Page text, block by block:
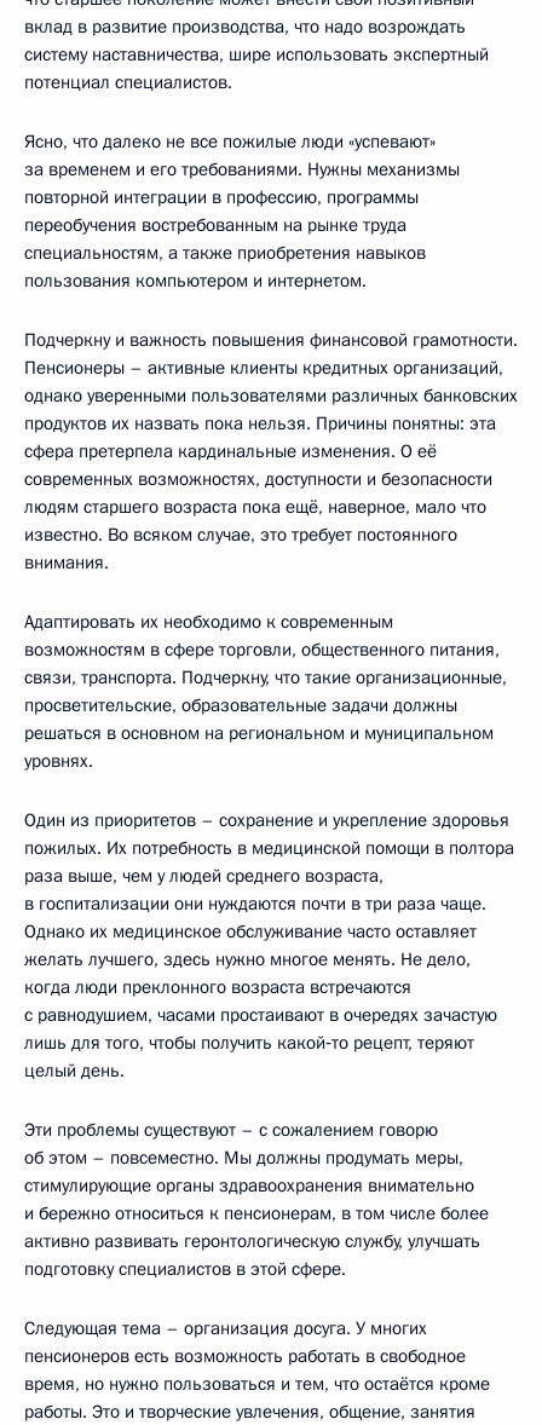
вклад в развитие производства, что надо возрождать
систему наставничества, шире использовать экспертный
потенциал специалистов.
Ясно, что далеко не все пожилые люди «успевают»
за временем и его требованиями. Нужны механизмы
повторной интеграции в профессию, программы
переобучения востребованным на рынке труда
специальностям, а также приобретения навыков
пользования компьютером и интернетом.
Подчеркну и важность повышения финансовой грамотности.
Пенсионеры – активные клиенты кредитных организаций,
однако уверенными пользователями различных банковских
продуктов их назвать пока нельзя. Причины понятны: эта
сфера претерпела кардинальные изменения. О её
современных возможностях, доступности и безопасности
людям старшего возраста пока ещё, наверное, мало что
известно. Во всяком случае, это требует постоянного
внимания.
Адаптировать их необходимо к современным
возможностям в сфере торговли, общественного питания,
связи, транспорта. Подчеркну, что такие организационные,
просветительские, образовательные задачи должны
решаться в основном на региональном и муниципальном
уровнях.
Один из приоритетов – сохранение и укрепление здоровья
пожилых. Их потребность в медицинской помощи в полтора
раза выше, чем у людей среднего возраста,
в госпитализации они нуждаются почти в три раза чаще.
Однако их медицинское обслуживание часто оставляет
желать лучшего, здесь нужно многое менять. Не дело,
когда люди преклонного возраста встречаются
с равнодушием, часами простаивают в очередях зачастую
лишь для того, чтобы получить какой‑то рецепт, теряют
целый день.
Эти проблемы существуют – с сожалением говорю
об этом – повсеместно. Мы должны продумать меры,
стимулирующие органы здравоохранения внимательно
и бережно относиться к пенсионерам, в том числе более
активно развивать геронтологическую службу, улучшать
подготовку специалистов в этой сфере.
Следующая тема – организация досуга. У многих
пенсионеров есть возможность работать в свободное
время, но нужно пользоваться и тем, что остаётся кроме
работы. Это и творческие увлечения, общение, занятия